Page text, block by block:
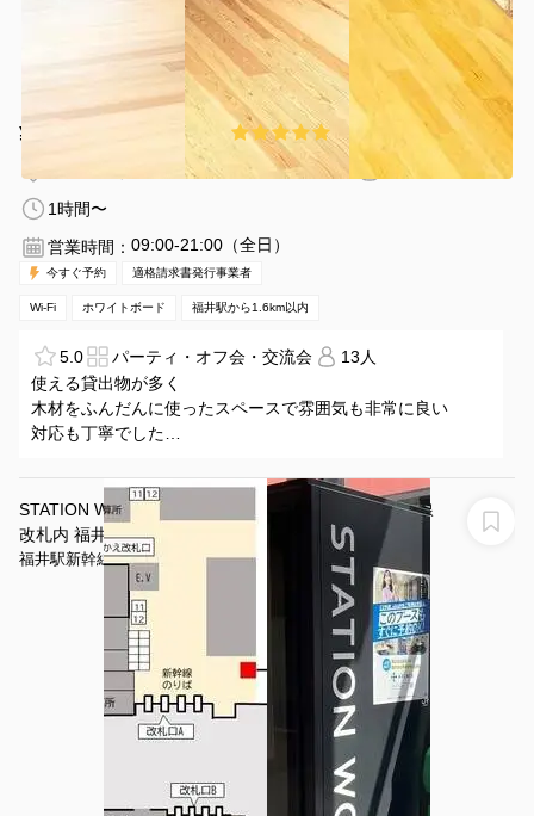
¥1500 〜 ¥2300 5.0
福井県福井市西方2-11-8
1時間〜
営業時間： 09:00-21:00（全日）
今すぐ予約 適格請求書発行事業者
Wi-Fi ホワイトボード 福井駅から1.6km以内
5.0 パーティ・オフ会・交流会
13人
使える貸出物が多く
木材をふんだんに使ったスペースで雰囲気も非常に良い
対応も丁寧でした
倍になるので10人以上でも十分に広く使えそうです
STATION WORK（ステーションワーク） 福井駅新幹線
改札内 福井 BOOTH1
福井駅新幹線改札内